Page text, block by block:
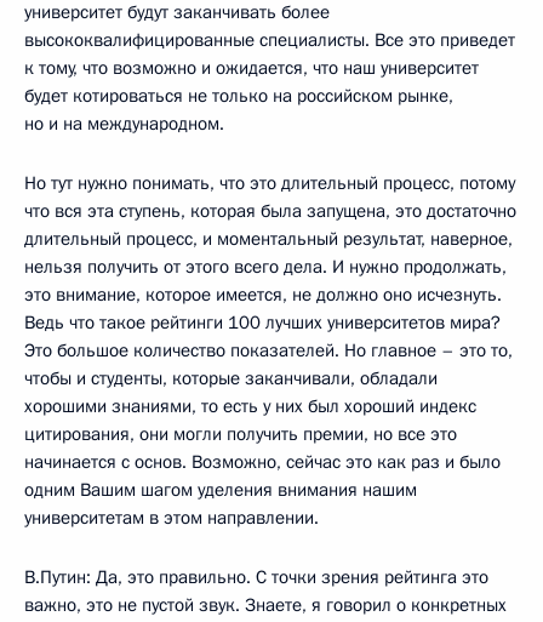
университет будут заканчивать более
высококвалифицированные специалисты. Все это приведет
к тому, что возможно и ожидается, что наш университет
будет котироваться не только на российском рынке,
но и на международном.
Но тут нужно понимать, что это длительный процесс, потому
что вся эта ступень, которая была запущена, это достаточно
длительный процесс, и моментальный результат, наверное,
нельзя получить от этого всего дела. И нужно продолжать,
это внимание, которое имеется, не должно оно исчезнуть.
Ведь что такое рейтинги 100 лучших университетов мира?
Это большое количество показателей. Но главное – это то,
чтобы и студенты, которые заканчивали, обладали
хорошими знаниями, то есть у них был хороший индекс
цитирования, они могли получить премии, но все это
начинается с основ. Возможно, сейчас это как раз и было
одним Вашим шагом уделения внимания нашим
университетам в этом направлении.
В.Путин: Да, это правильно. С точки зрения рейтинга это
важно, это не пустой звук. Знаете, я говорил о конкретных